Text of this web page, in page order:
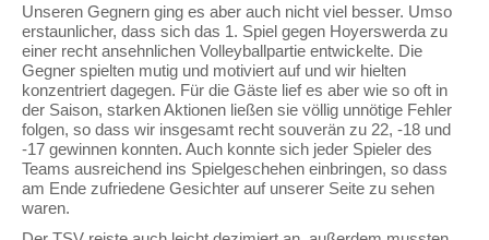
Unseren Gegnern ging es aber auch nicht viel besser. Umso
erstaunlicher, dass sich das 1. Spiel gegen Hoyerswerda zu
einer recht ansehnlichen Volleyballpartie entwickelte. Die
Gegner spielten mutig und motiviert auf und wir hielten
konzentriert dagegen. Für die Gäste lief es aber wie so oft in
der Saison, starken Aktionen ließen sie völlig unnötige Fehler
folgen, so dass wir insgesamt recht souverän zu 22, -18 und
-17 gewinnen konnten. Auch konnte sich jeder Spieler des
Teams ausreichend ins Spielgeschehen einbringen, so dass
am Ende zufriedene Gesichter auf unserer Seite zu sehen
waren.